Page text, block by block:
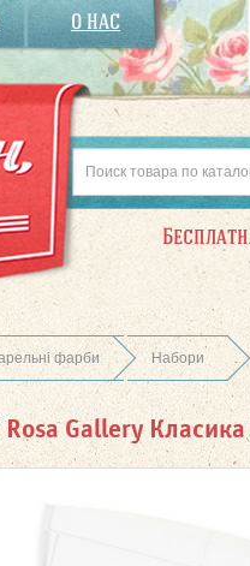
О НАС
фарби Набори
Gallery